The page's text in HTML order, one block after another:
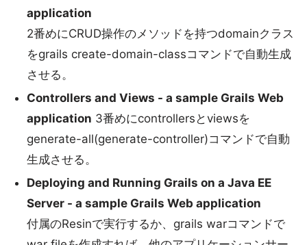
application
2番めにCRUD操作のメソッドを持つdomainクラス
をgrails create-domain-classコマンドで自動生成
させる。
Controllers and Views - a sample Grails Web
application 3番めにcontrollersとviewsを
generate-all(generate-controller)コマンドで自動
生成させる。
Deploying and Running Grails on a Java EE
Server - a sample Grails Web application
付属のResinで実行するか、grails warコマンドで